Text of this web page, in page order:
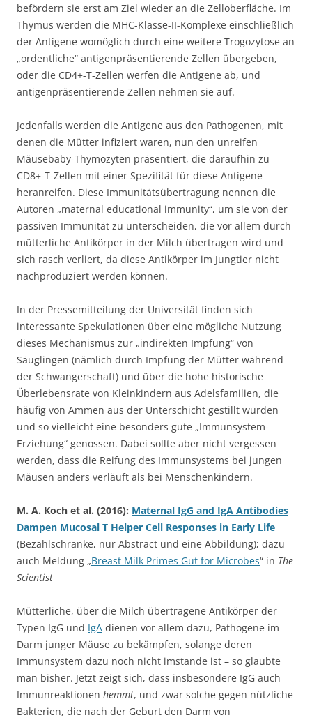
befördern sie erst am Ziel wieder an die Zelloberfläche. Im
Thymus werden die MHC-Klasse-II-Komplexe einschließlich
der Antigene womöglich durch eine weitere Trogozytose an
„ordentliche“ antigenpräsentierende Zellen übergeben,
oder die CD4+-T-Zellen werfen die Antigene ab, und
antigenpräsentierende Zellen nehmen sie auf.
Jedenfalls werden die Antigene aus den Pathogenen, mit
denen die Mütter infiziert waren, nun den unreifen
Mäusebaby-Thymozyten präsentiert, die daraufhin zu
CD8+-T-Zellen mit einer Spezifität für diese Antigene
heranreifen. Diese Immunitätsübertragung nennen die
Autoren „maternal educational immunity“, um sie von der
passiven Immunität zu unterscheiden, die vor allem durch
mütterliche Antikörper in der Milch übertragen wird und
sich rasch verliert, da diese Antikörper im Jungtier nicht
nachproduziert werden können.
In der Pressemitteilung der Universität finden sich
interessante Spekulationen über eine mögliche Nutzung
dieses Mechanismus zur „indirekten Impfung“ von
Säuglingen (nämlich durch Impfung der Mütter während
der Schwangerschaft) und über die hohe historische
Überlebensrate von Kleinkindern aus Adelsfamilien, die
häufig von Ammen aus der Unterschicht gestillt wurden
und so vielleicht eine besonders gute „Immunsystem-
Erziehung“ genossen. Dabei sollte aber nicht vergessen
werden, dass die Reifung des Immunsystems bei jungen
Mäusen anders verläuft als bei Menschenkindern.
M. A. Koch et al. (2016): Maternal IgG and IgA Antibodies
Dampen Mucosal T Helper Cell Responses in Early Life
(Bezahlschranke, nur Abstract und eine Abbildung); dazu
auch Meldung „Breast Milk Primes Gut for Microbes“ in The
Scientist
Mütterliche, über die Milch übertragene Antikörper der
Typen IgG und IgA dienen vor allem dazu, Pathogene im
Darm junger Mäuse zu bekämpfen, solange deren
Immunsystem dazu noch nicht imstande ist – so glaubte
man bisher. Jetzt zeigt sich, dass insbesondere IgG auch
Immunreaktionen hemmt, und zwar solche gegen nützliche
Bakterien, die nach der Geburt den Darm von